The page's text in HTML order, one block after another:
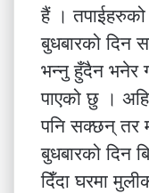
हैं । तपाईहरुको
बुधबारको दिन
भन्नु हुँदैन भनेर
पाएको छु ।
पनि सक्छन् तर
बुधबारको दिन
दिँदा घरमा